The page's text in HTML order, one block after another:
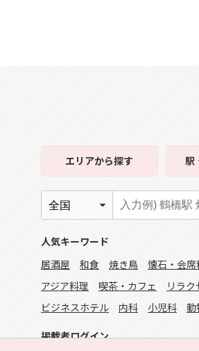
エリアから探す 駅
人気キーワード
居酒屋
和食 焼き鳥 懐石・会席
アジア料理
喫茶・カフェ リラ
ビジネスホテル
内科 小児科
掲載者ログイン